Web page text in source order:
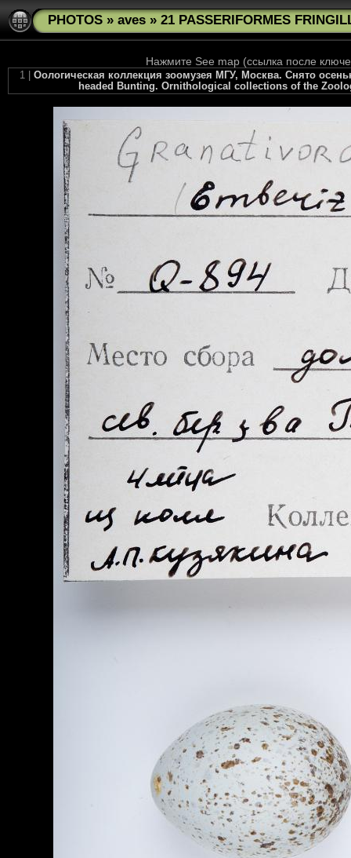
PHOTOS » aves » 21 PASSERIFORMES
Нажмите See map (ссылка после
1 | Оологическая коллекция зоомузея МГУ, Москва. Снято
headed Bunting. Ornithological collections of the